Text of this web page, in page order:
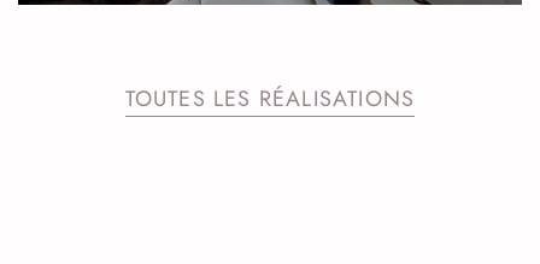
TOUTES LES RÉALISATIONS